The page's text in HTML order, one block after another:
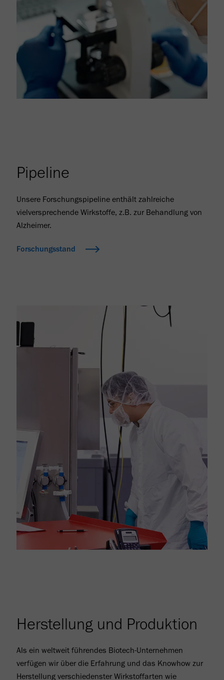
Pipeline
Unsere Forschungspipeline enthält zahlreiche
vielversprechende Wirkstoffe, z.B. zur Behandlung von
Alzheimer.
Forschungsstand
Herstellung und Produktion
Als ein weltweit führendes Biotech-Unternehmen
verfügen wir über die Erfahrung und das Knowhow zur
Herstellung verschiedenster Wirkstoffarten wie